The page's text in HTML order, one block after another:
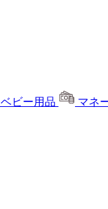
ベビー用品
マネ